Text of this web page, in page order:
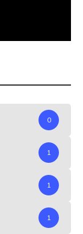
0
1
1
1